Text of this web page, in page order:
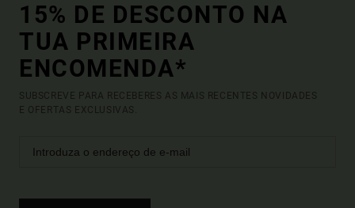
15% DE DESCONTO NA
TUA PRIMEIRA
ENCOMENDA*
SUBSCREVE PARA RECEBERES AS MAIS RECENTES NOVIDADES
E OFERTAS EXCLUSIVAS.